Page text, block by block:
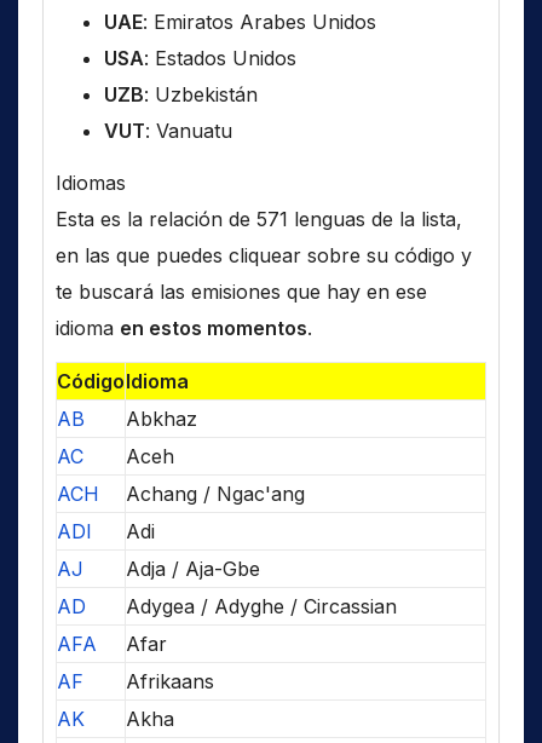
UAE: Emiratos Arabes Unidos
USA: Estados Unidos
UZB: Uzbekistán
VUT: Vanuatu
Idiomas
Esta es la relación de 571 lenguas de la lista,
en las que puedes cliquear sobre su código y
te buscará las emisiones que hay en ese
idioma en estos momentos.
CódigoIdioma
AB
Abkhaz
AC
Aceh
ACH
Achang / Ngac'ang
ADI
Adi
AJ
Adja / Aja-Gbe
AD
Adygea / Adyghe / Circassian
AFA
Afar
AF
Afrikaans
AK
Akha